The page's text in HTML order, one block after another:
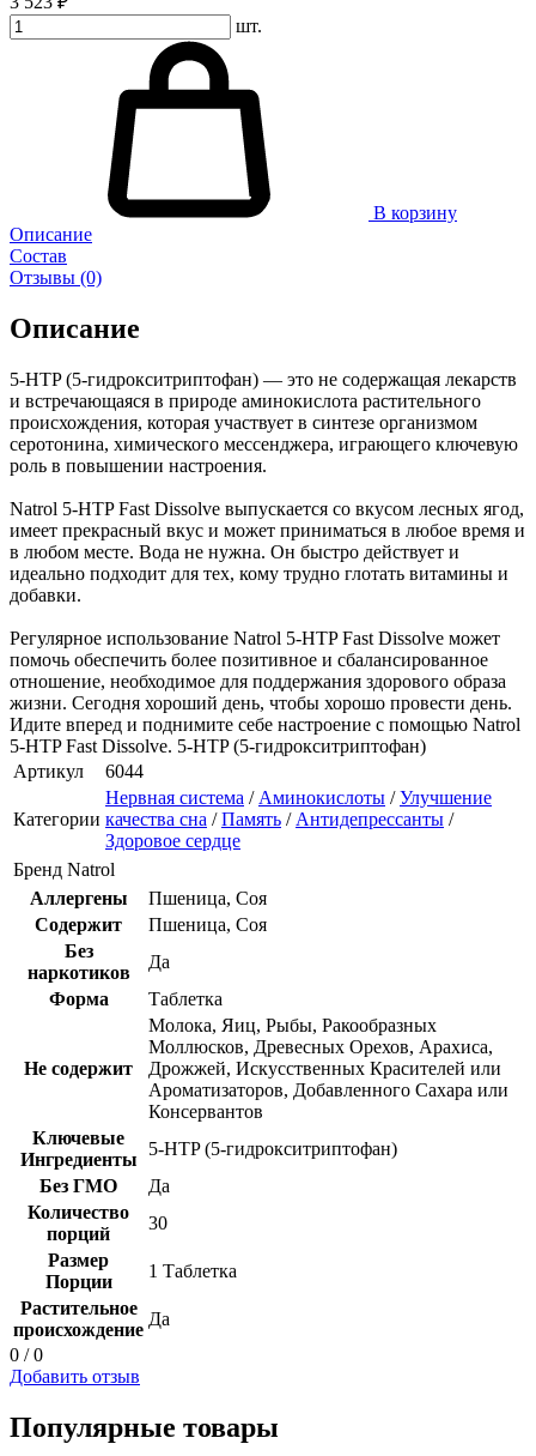
шт.
В корзину
Описание
Состав
Отзывы (0)
Описание
5-HTP (5-гидрокситриптофан) — это не содержащая лекарств
и встречающаяся в природе аминокислота растительного
происхождения, которая участвует в синтезе организмом
серотонина, химического мессенджера, играющего ключевую
роль в повышении настроения.
Natrol 5-HTP Fast Dissolve выпускается со вкусом лесных ягод,
имеет прекрасный вкус и может приниматься в любое время и
в любом месте. Вода не нужна. Он быстро действует и
идеально подходит для тех, кому трудно глотать витамины и
добавки.
Регулярное использование Natrol 5-HTP Fast Dissolve может
помочь обеспечить более позитивное и сбалансированное
отношение, необходимое для поддержания здорового образа
жизни. Сегодня хороший день, чтобы хорошо провести день.
Идите вперед и поднимите себе настроение с помощью Natrol
5-HTP Fast Dissolve. 5-HTP (5-гидрокситриптофан)
Артикул
6044
Категории
Нервная система / Аминокислоты /Улучшение
качества сна /Память / Антидепрессанты /
Здоровое сердце
Бренд Natrol
Аллергены
Пшеница, Соя
Содержит
Пшеница, Соя
Без
наркотиков
Да
Форма
Таблетка
Не содержит
Молока, Яиц, Рыбы, Ракообразных
Моллюсков, Древесных Орехов, Арахиса,
Дрожжей, Искусственных Красителей или
Ароматизаторов, Добавленного Сахара или
Консервантов
Ключевые
Ингредиенты
5-HTP (5-гидрокситриптофан)
Без ГМО
Да
Количество
порций
30
Размер
Порции
1 Таблетка
Растительное
происхождение
Да
0 / 0
Добавить отзыв
Популярные товары